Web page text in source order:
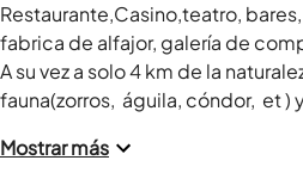
Restaurante,Casino,teatro,
fabrica de alfajor, galería de
A su vez a solo 4 km de la
fauna(zorros,  águila, cóndor,  et )
Mostrar más